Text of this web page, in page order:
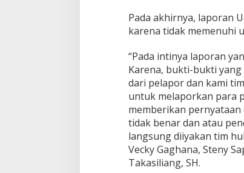
Pada akhirnya, laporan
karena tidak memenuhi
“Pada intinya laporan
Karena, bukti-bukti
dari pelapor dan kami
untuk melaporkan para
memberikan
tidak benar dan atau
langsung diiyakan tim
Vecky Gaghana, Steny
Takasiliang, SH.